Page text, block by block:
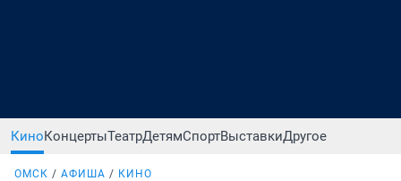
КиноКонцертыТеатрДетямСпортВыставкиДругое
ОМСК АФИША КИНО